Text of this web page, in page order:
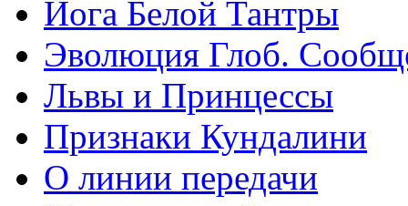
Йога Белой Тантры
Эволюция Глоб.
Львы и Принцессы
Признаки Кундалини
О линии передачи